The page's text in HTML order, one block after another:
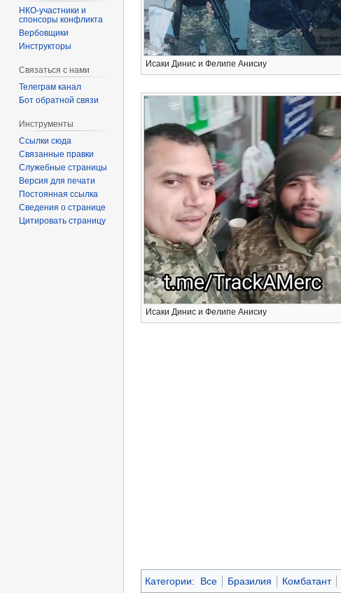
Исаки Динис и Фелипе Анисиу
Исаки Динис и Фелипе Анисиу
Категории: Все Бразилия Комбатант
спонсоры конфликта
‏‎Вербовщики
Инструкторы
Связаться с нами
Телеграм канал
Бот обратной связи
Инструменты
Ссылки сюда
Связанные правки
Служебные страницы
Версия для печати
Постоянная ссылка
Сведения о странице
Цитировать страницу